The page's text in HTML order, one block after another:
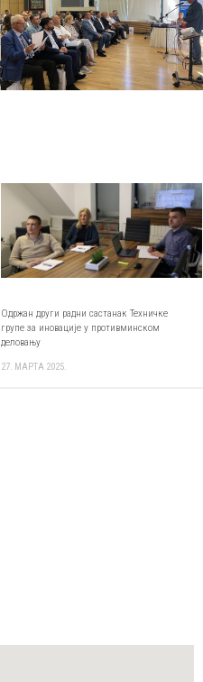
Одржан други радни састанак Техничке
групе за иновације у противминском
деловању
27. МАРТА 2025.